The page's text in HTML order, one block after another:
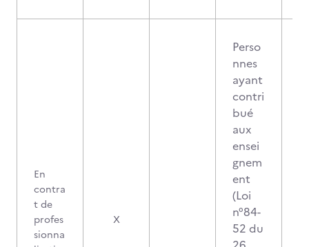
En
contra
t de
profes
sionna
X
Perso
nnes
ayant
contri
bué
aux
ensei
gnem
ent
(Loi
n°84-
52 du